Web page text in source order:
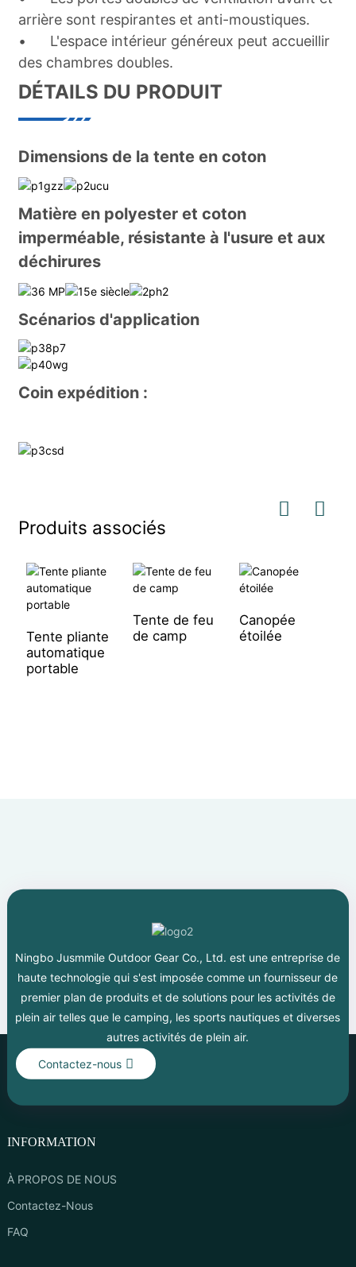
arrière sont respirantes et anti-moustiques.
•
L'espace intérieur généreux peut accueillir
des chambres doubles.
DÉTAILS DU PRODUIT
Dimensions de la tente en coton
Matière en polyester et coton
imperméable, résistante à l'usure et aux
déchirures
Scénarios d'application
Coin expédition :
Produits associés
Tente pliante
automatique
portable
Tente de feu
de camp
Canopée
étoilée
Ningbo Jusmmile Outdoor Gear Co., Ltd. est une entreprise de
haute technologie qui s'est imposée comme un fournisseur de
premier plan de produits et de solutions pour les activités de
plein air telles que le camping, les sports nautiques et diverses
autres activités de plein air.
Contactez-nous
INFORMATION
À PROPOS DE NOUS
Contactez-Nous
FAQ